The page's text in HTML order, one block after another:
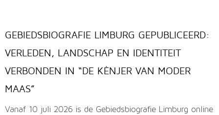
GEBIEDSBIOGRAFIE LIMBURG GEPUBLICEERD:
VERLEDEN, LANDSCHAP EN IDENTITEIT
VERBONDEN IN “DE KÈNJER VAN MODER
MAAS”
Vanaf 10 juli 2026 is de Gebiedsbiografie Limburg online